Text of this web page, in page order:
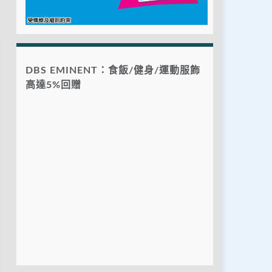
DBS EMINENT：食飯/健身/運動服飾
高達5%回贈